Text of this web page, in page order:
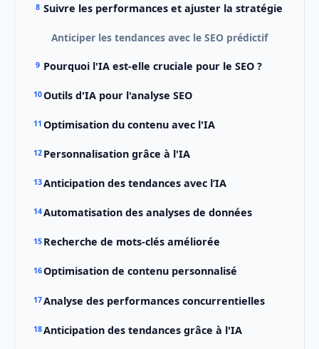
Suivre les performances et ajuster la stratégie
Anticiper les tendances avec le SEO prédictif
Pourquoi l'IA est-elle cruciale pour le SEO ?
Outils d'IA pour l'analyse SEO
Optimisation du contenu avec l'IA
Personnalisation grâce à l'IA
Anticipation des tendances avec l’IA
Automatisation des analyses de données
Recherche de mots-clés améliorée
Optimisation de contenu personnalisé
Analyse des performances concurrentielles
Anticipation des tendances grâce à l'IA